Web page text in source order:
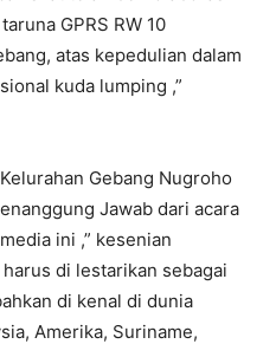
GPRS RW 10
atas kepedulian dalam
kuda lumping ,”
Gebang Nugroho
Jawab dari acara
ini ,” kesenian
di lestarikan sebagai
di kenal di dunia
Amerika, Suriname,